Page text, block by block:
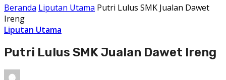
Beranda Liputan Utama Putri Lulus SMK Jualan Dawet
Ireng
Liputan Utama
Putri Lulus SMK Jualan Dawet Ireng